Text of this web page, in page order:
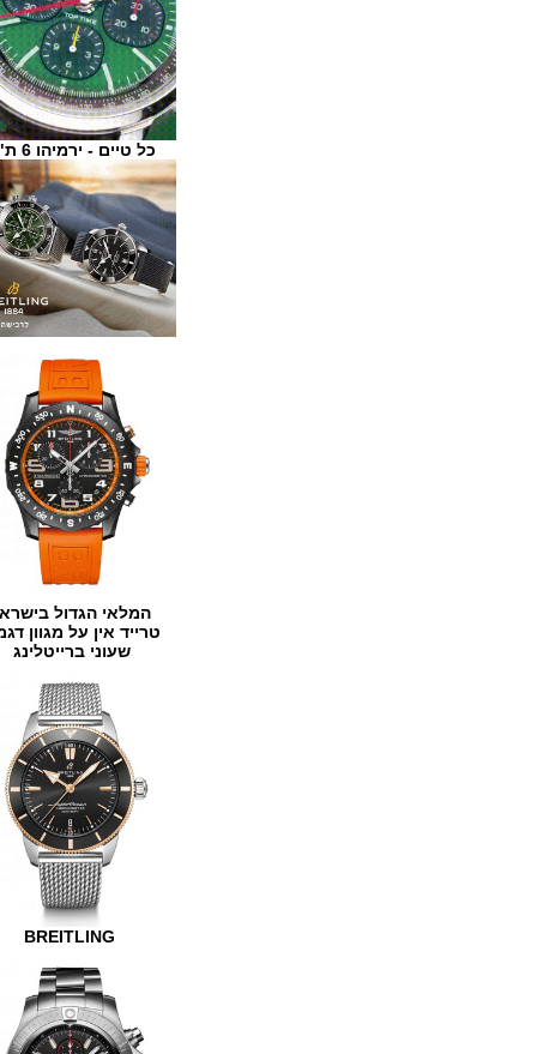
כל טיים - ירמיהו 6 ת"א
המלאי הגדול בישראל
טרייד אין על מגוון דגמים
שעוני ברייטלינג
BREITLING